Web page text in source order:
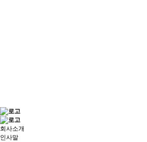
회사소개
인사말